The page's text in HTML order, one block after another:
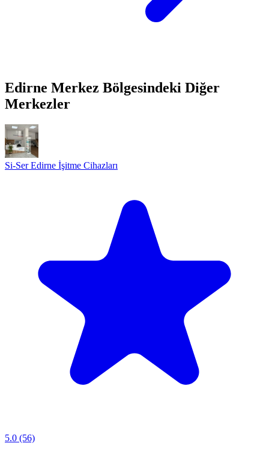
Edirne Merkez Bölgesindeki Diğer
Merkezler
Si-Ser Edirne İşitme Cihazları
5.0 (56)